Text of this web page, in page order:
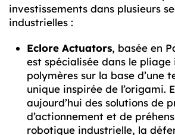
investissements dans plusieurs
industrielles :
Eclore Actuators, basée en
est spécialisée dans le
polymères sur la base d’une
unique inspirée de l’origami.
aujourd’hui des solutions de
d’actionnement et de
robotique industrielle, la